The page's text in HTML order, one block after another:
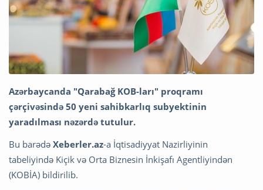
Azərbaycanda "Qarabağ KOB-ları" proqramı
çərçivəsində 50 yeni sahibkarlıq subyektinin
yaradılması nəzərdə tutulur.
Bu barədə Xeberler.az-a İqtisadiyyat Nazirliyinin
tabeliyində Kiçik və Orta Biznesin İnkişafı Agentliyindən
(KOBİA) bildirilib.